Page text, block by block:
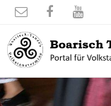
  